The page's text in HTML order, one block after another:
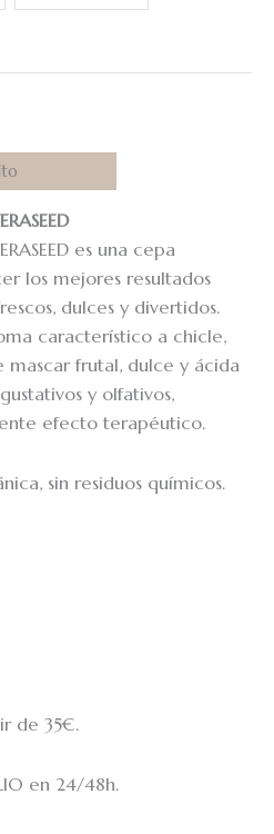
es una cepa
los mejores resultados
dulces y divertidos.
característico a chicle,
mascar frutal, dulce y ácida
y olfativos,
efecto terapéutico.
sin residuos químicos.
de 35€.
en 24/48h.